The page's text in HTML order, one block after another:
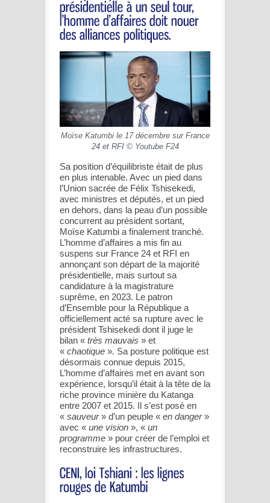
Moïse Katumbi le 17 décembre sur France
24 et RFI © Youtube F24
Sa position d’équilibriste était de plus
en plus intenable. Avec un pied dans
l’Union sacrée de Félix Tshisekedi,
avec ministres et députés, et un pied
en dehors, dans la peau d’un possible
concurrent au président sortant,
Moïse Katumbi a finalement tranché.
L’homme d’affaires a mis fin au
suspens sur France 24 et RFI en
annonçant son départ de la majorité
présidentielle, mais surtout sa
candidature à la magistrature
suprême, en 2023. Le patron
d’Ensemble pour la République a
officiellement acté sa rupture avec le
président Tshisekedi dont il juge le
bilan « très mauvais » et
« chaotique ». Sa posture politique est
désormais connue depuis 2015,
L’homme d’affaires met en avant son
expérience, lorsqu’il était à la tête de la
riche province minière du Katanga
entre 2007 et 2015. Il s’est posé en
« sauveur» d’un peuple « en danger»
avec « une vision », « un
programme » pour créer de l’emploi et
reconstruire les infrastructures.